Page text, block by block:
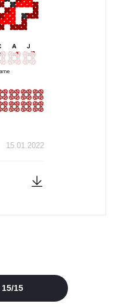
15.01.2022
15/15